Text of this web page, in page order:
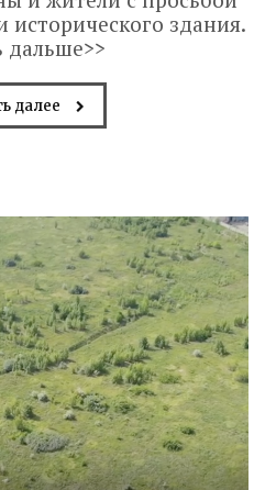
здания.
дальше>>
далее